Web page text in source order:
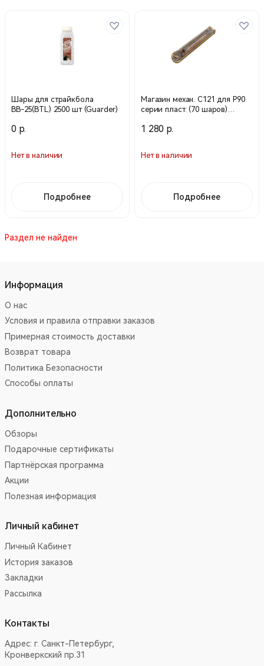
Шары для страйкбола
ВВ-25(BTL) 2500 шт (Guarder)
0 р.
Нет в наличии
Подробнее
Магазин механ. С121 для P90
серии пласт. (70 шаров)
1 280 р.
Нет в наличии
Подробнее
Раздел не найден
Информация
О нас
Условия и правила отправки заказов
Примерная стоимость доставки
Возврат товара
Политика Безопасности
Способы оплаты
Дополнительно
Обзоры
Подарочные сертификаты
Партнёрская программа
Акции
Полезная информация
Личный кабинет
Личный Кабинет
История заказов
Закладки
Рассылка
Контакты
Адрес: г. Санкт-Петербург,
Кронверкский пр.31